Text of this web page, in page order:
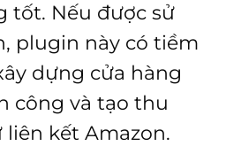
tốt. Nếu được sử
plugin này có tiềm
dựng cửa hàng
công và tạo thu
kết Amazon.